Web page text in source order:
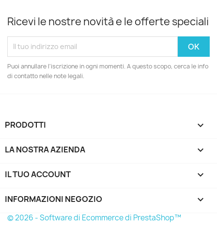
Ricevi le nostre novità e le offerte speciali
Puoi annullare l'iscrizione in ogni momenti. A questo scopo, cerca le info
di contatto nelle note legali.
PRODOTTI 
LA NOSTRA AZIENDA 
IL TUO ACCOUNT 
INFORMAZIONI NEGOZIO keyboard_arrow_down
© 2026 - Software di Ecommerce di PrestaShop™